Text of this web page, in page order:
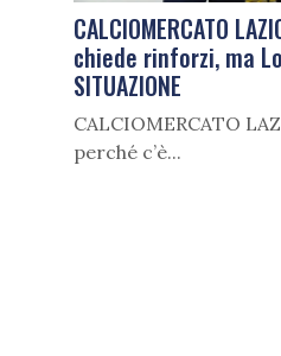
CALCIOMERCATO
chiede rinforzi, ma
SITUAZIONE
CALCIOMERCATO
perché c’è...